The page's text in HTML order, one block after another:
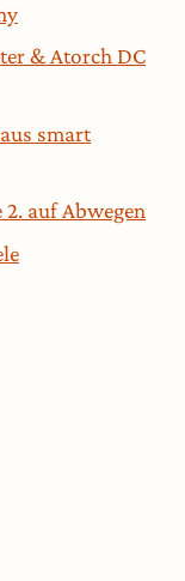
& Atorch DC
smart
auf Abwegen